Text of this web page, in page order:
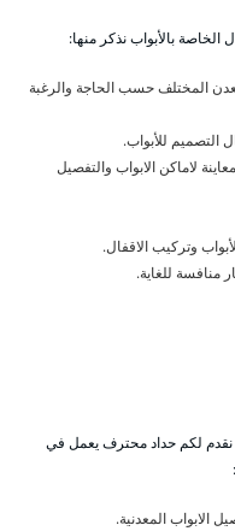
بالأبواب نذكر منها:
المختلف حسب الحاجة والرغبة
التصميم للأبواب.
لاماكن الابواب والتفصيل
وتركيب الاقفال.
منافسة للغاية.
نقدم لكم حداد محترف يعمل في
الابواب المعدنية.